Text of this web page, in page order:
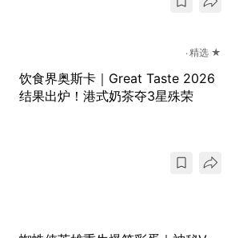
精选 ★
饮食界奥斯卡｜Great Taste 2026
结果出炉！港式奶茶夺3星殊荣